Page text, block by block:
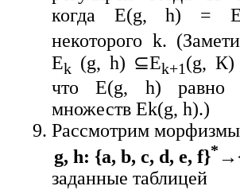
когда E(g, h) =
некоторого k.
Ek (g, h) ⊆Ek+1(g, К)
что E(g, h) равно
множеств Ek(g, h).)
Рассмотрим морфизмы
g, h: {a, b, c, d, e, f}*
заданные таблицей